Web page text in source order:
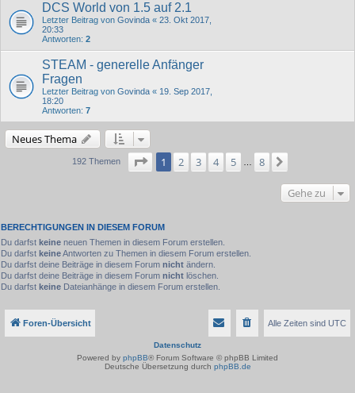
DCS World von 1.5 auf 2.1
Letzter Beitrag von Govinda « 23. Okt 2017,
20:33
Antworten: 2
STEAM - generelle Anfänger
Fragen
Letzter Beitrag von Govinda « 19. Sep 2017,
18:20
Antworten: 7
Neues Thema
192 Themen Seite von
1 2 3 4 5 8
Gehe zu
BERECHTIGUNGEN IN DIESEM FORUM
Du darfst keine neuen Themen in diesem Forum erstellen.
Du darfst keineAntworten zu Themen in diesem Forum erstellen.
Du darfst deine Beiträge in diesem Forum nicht ändern.
Du darfst deine Beiträge in diesem Forum nicht löschen.
Du darfst keine Dateianhänge in diesem Forum erstellen.
Foren-Übersicht Alle Zeiten sind UTC
Datenschutz
Powered by phpBB® Forum Software © phpBB Limited
Deutsche Übersetzung durch phpBB.de